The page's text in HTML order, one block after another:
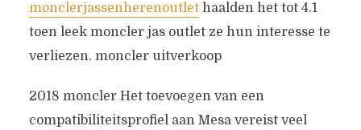
monclerjassenherenoutlethaalden het tot 4.1
toen leek moncler jas outlet ze hun interesse te
verliezen. moncler uitverkoop
2018 moncler Het toevoegen van een
compatibiliteitsprofiel aan Mesa vereist veel